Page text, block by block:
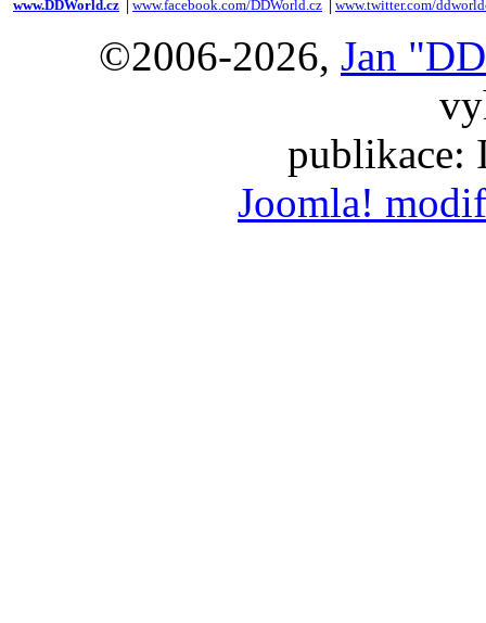
www.DDWorld.cz www.facebook.com/DDWorld.cz www.twitter.com/
©2006-2026, Jan
publikace:
Joomla!